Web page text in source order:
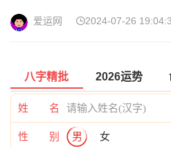
爱运网 2024-07-26
八字精批 2026运势
姓 名
性 别 男 女